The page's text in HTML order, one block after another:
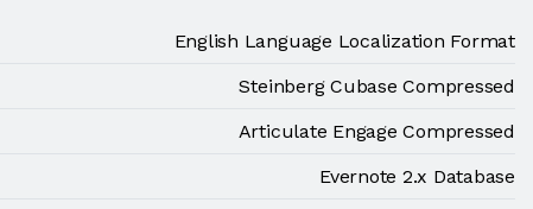
English Language Localization Format
Steinberg Cubase Compressed
Articulate Engage Compressed
Evernote 2.x Database